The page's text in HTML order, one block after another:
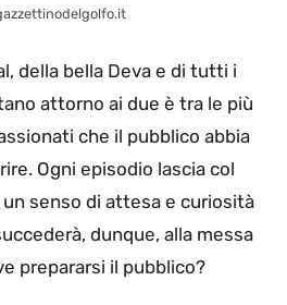
della bella Deva e di tutti i
attorno ai due è tra le più
che il pubblico abbia
Ogni episodio lascia col
senso di attesa e curiosità
dunque, alla messa
prepararsi il pubblico?